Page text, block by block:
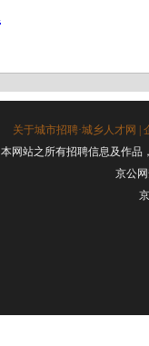
关于城市招聘·城乡人才网
本网站之所有招聘信息及作品
京公网